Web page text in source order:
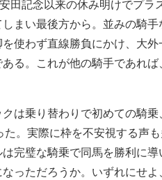
田記念以来の休み明けでプラ
まい最後方から。並みの騎手
使わず直線勝負にかけ、大外
る。これが他の騎手であれば
は乗り替わりで初めての騎乗
。実際に枠を不安視する声
完璧な騎乗で同馬を勝利に導
っただろうか。いずれにせよ